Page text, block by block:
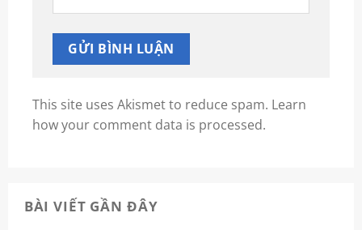
This site uses Akismet to reduce spam. Learn
how your comment data is processed.
BÀI VIẾT GẦN ĐÂY